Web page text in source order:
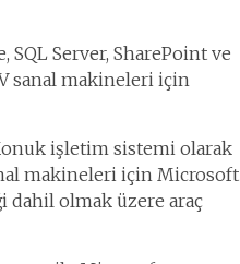
Server, SharePoint ve
sanal makineleri için
işletim sistemi olarak
makineleri için Microsoft
dahil olmak üzere araç